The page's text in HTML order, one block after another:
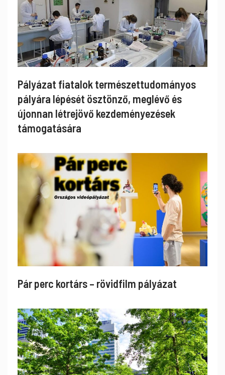
Pályázat fiatalok természettudományos
pályára lépését ösztönző, meglévő és
újonnan létrejövő kezdeményezések
támogatására
Pár perc kortárs – rövidfilm pályázat